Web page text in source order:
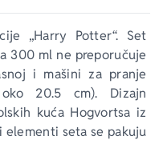
„Harry Potter“. Set
300 ml ne preporučuje
i mašini za pranje
20.5 cm). Dizajn
kuća Hogvortsa iz
elementi seta se pakuju